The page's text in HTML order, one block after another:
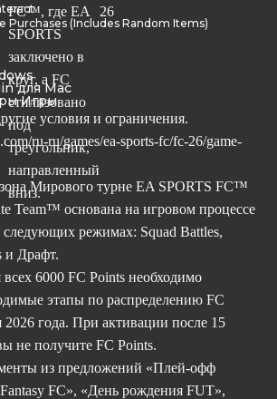
Purchases (Includes Random Items)
для Mac
Игры
условия и ограничения.
ru-ru/games/ea-sports-fc/fc-26/game-
Мирового турне EA SPORTS FC™
Team™ основана на игровом процессе
режимах: Squad Battles,
и Драфт.
6000 FC Points необходимо
этапы по распределению FC
года. При активации после 15
не получите FC Points.
из предложений «Плей-офф
FC», «День рождения FUT»,